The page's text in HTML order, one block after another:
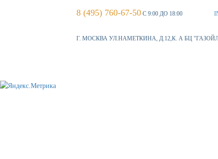
8 (495) 760-67-50 С 9:00 ДО 18:00
Г. МОСКВА УЛ.НАМЕТКИНА, Д.12,К. А БЦ